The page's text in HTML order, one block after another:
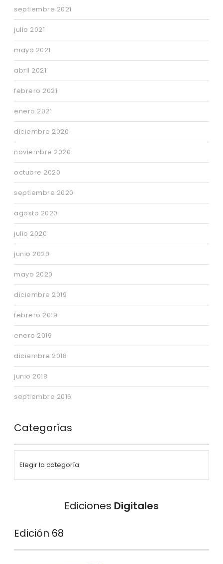
septiembre 2021
julio 2021
mayo 2021
abril 2021
febrero 2021
enero 2021
diciembre 2020
noviembre 2020
octubre 2020
septiembre 2020
agosto 2020
julio 2020
junio 2020
mayo 2020
diciembre 2019
febrero 2019
enero 2019
diciembre 2018
junio 2018
septiembre 2016
Categorías
Ediciones Digitales
Edición 68